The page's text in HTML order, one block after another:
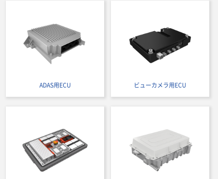
ADAS用ECU ビューカメラ用ECU